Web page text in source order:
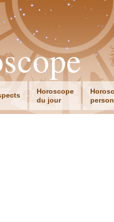
Horoscope
du jour